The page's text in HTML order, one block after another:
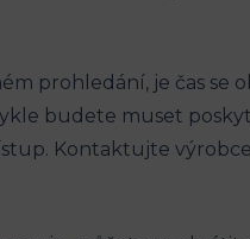
prohledání, je čas se
budete muset
Kontaktujte